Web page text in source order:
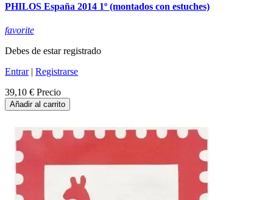
PHILOS España 2014 1º (montados con estuches)
favorite
Debes de estar registrado
Entrar| Registrarse
39,10 € Precio
Añadir al carrito